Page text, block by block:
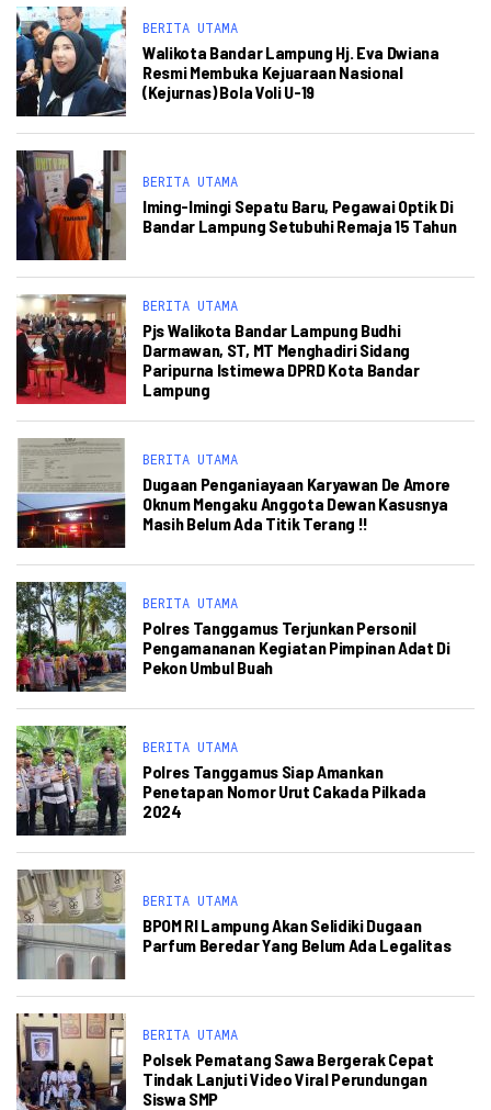
BERITA UTAMA
Walikota Bandar Lampung Hj. Eva Dwiana
Resmi Membuka Kejuaraan Nasional
(Kejurnas) Bola Voli U-19
BERITA UTAMA
Iming-Imingi Sepatu Baru, Pegawai Optik Di
Bandar Lampung Setubuhi Remaja 15 Tahun
BERITA UTAMA
Pjs Walikota Bandar Lampung Budhi
Darmawan, ST, MT Menghadiri Sidang
Paripurna Istimewa DPRD Kota Bandar
Lampung
BERITA UTAMA
Dugaan Penganiayaan Karyawan De Amore
Oknum Mengaku Anggota Dewan Kasusnya
Masih Belum Ada Titik Terang !!
BERITA UTAMA
Polres Tanggamus Terjunkan Personil
Pengamananan Kegiatan Pimpinan Adat Di
Pekon Umbul Buah
BERITA UTAMA
Polres Tanggamus Siap Amankan
Penetapan Nomor Urut Cakada Pilkada
2024
BERITA UTAMA
BPOM RI Lampung Akan Selidiki Dugaan
Parfum Beredar Yang Belum Ada Legalitas
BERITA UTAMA
Polsek Pematang Sawa Bergerak Cepat
Tindak Lanjuti Video Viral Perundungan
Siswa SMP